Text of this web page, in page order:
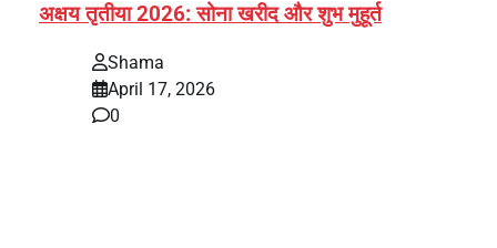
अक्षय तृतीया 2026: सोना खरीद और शुभ मुहूर्त
Shama
April 17, 2026
0